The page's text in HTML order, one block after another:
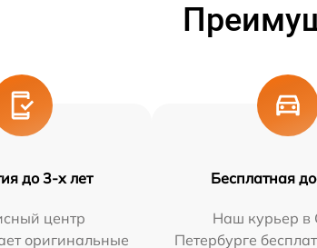
до 3-х лет
центр
оригинальные
Бесплатная
Наш курьер в
Петербурге